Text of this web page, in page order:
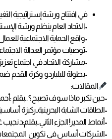
في افتتاح ورشة إستراتيجية
•الاتحاد العام ينظم ورشة
•واقع الحماية الاجتماعية
•توصيات مؤتمر العدالة
•مشاركة الاتحاد في اجتماع
•بطولة للبلياردو وكرة القدم
المقالات:
•حين تكبر ماذا سوف تصبح ؟ ..بقلم
•الطاقات الشابة البحرينية..ركيزة
•أنماط المدير! الجزء الثاني..بقلم:د.نجيب
•الشركات أساس في تكوين